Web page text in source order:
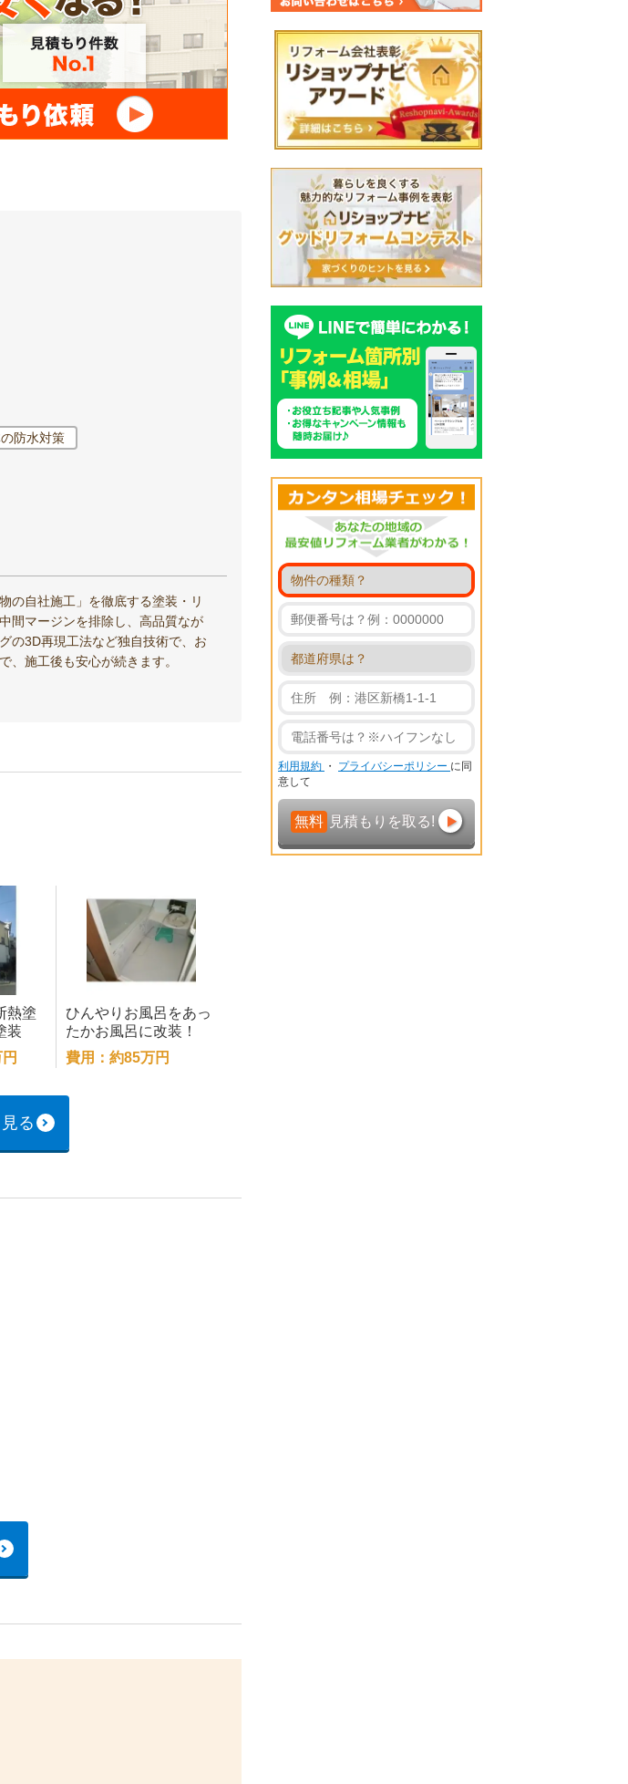
防水対策
の自社施工」を徹底する塗装・リ
間マージンを排除し、高品質なが
の3D再現工法など独自技術で、お
、施工後も安心が続きます。
熱塗
装
ひんやりお風呂をあっ
たかお風呂に改装！
費用：約85万円
る
利用規約 ・ プライバシーポリシー に同
意して
無料 見積もりを取る!